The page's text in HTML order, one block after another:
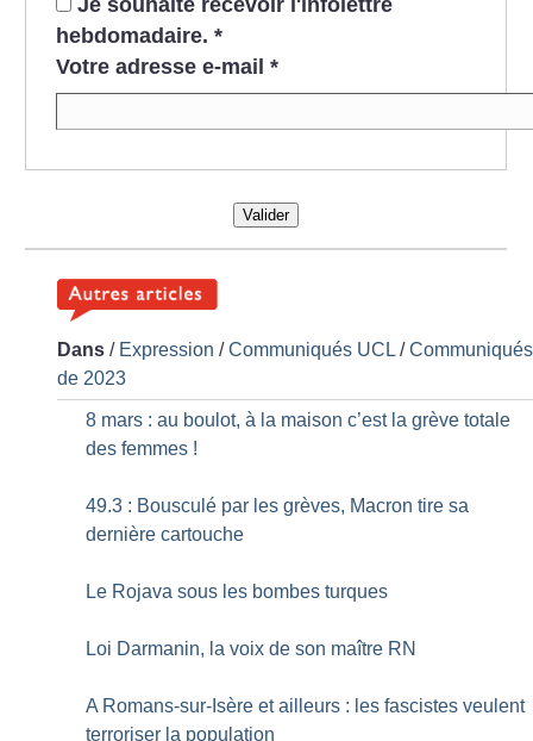
Je souhaite recevoir l'infolettre
hebdomadaire. *
Votre adresse e-mail *
Valider
Dans / Expression /Communiqués UCL /Communiqués
de 2023
8 mars : au boulot, à la maison c’est la grève totale
des femmes !
49.3 : Bousculé par les grèves, Macron tire sa
dernière cartouche
Le Rojava sous les bombes turques
Loi Darmanin, la voix de son maître RN
A Romans-sur-Isère et ailleurs : les fascistes veulent
terroriser la population